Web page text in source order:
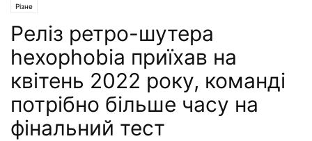
Різне
Реліз ретро-шутера
hexophobia приїхав на
квітень 2022 року, команді
потрібно більше часу на
фінальний тест